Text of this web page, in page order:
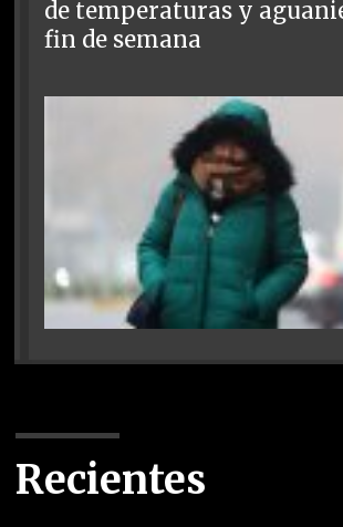
de temperaturas y
fin de semana
Recientes